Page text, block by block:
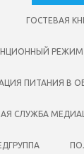
ГОСТЕВАЯ
РЕЖИМ
ПИТАНИЯ В
СЛУЖБА